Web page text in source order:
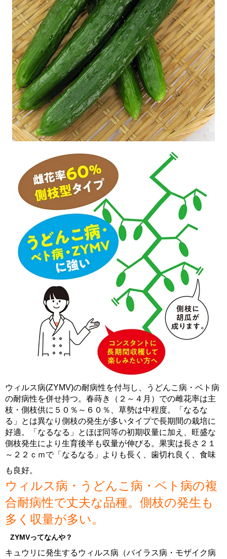
ウィルス病(ZYMV)の耐病性を付与し、うどんこ病・ベト病
の耐病性を併せ持つ。春蒔き（２～４月）での雌花率は主
枝・側枝供に５０％～６０％、草勢は中程度。「なるな
る」とは異なり側枝の発生が多いタイプで長期間の栽培に
好適。「なるなる」とほぼ同等の初期収量に加え、旺盛な
側枝発生により生育後半も収量が伸びる。果実は長さ２１
～２２ｃｍで「なるなる」よりも長く、歯切れ良く、食味
も良好。
ウィルス病・うどんこ病・ベト病の複
合耐病性で丈夫な品種。側枝の発生も
多く収量が多い。
ZYMVってなんや？
キュウリに発生するウィルス病（バイラス病・モザイク病